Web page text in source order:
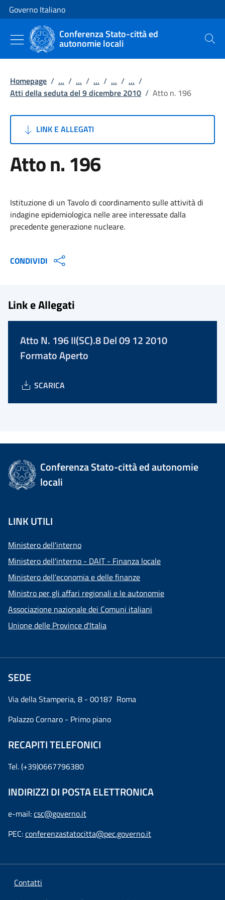
Vai al contenuto
Vai alla navigazione del sito
Governo Italiano
Conferenza Stato-città ed
autonomie locali Cerca
Homepage / ... / ... / ... / ... / ... /
Atti della seduta del 9 dicembre 2010 / Atto n. 196
LINK E ALLEGATI
Atto n. 196
Istituzione di un Tavolo di coordinamento sulle attività di
indagine epidemiologica nelle aree interessate dalla
precedente generazione nucleare.
CONDIVIDI
Link e Allegati
Atto N. 196 II(SC).8 Del 09 12 2010
Formato Aperto
SCARICA
Conferenza Stato-città ed autonomie
locali
LINK UTILI
Ministero dell'interno
Ministero dell'interno - DAIT - Finanza locale
Ministero dell'economia e delle finanze
Ministro per gli affari regionali e le autonomie
Associazione nazionale dei Comuni italiani
Unione delle Province d'Italia
SEDE
Via della Stamperia, 8 - 00187 Roma
Palazzo Cornaro - Primo piano
RECAPITI TELEFONICI
Tel. (+39)0667796380
INDIRIZZI DI POSTA ELETTRONICA
e-mail:csc@governo.it
PEC:conferenzastatocitta@pec.governo.it
Contatti